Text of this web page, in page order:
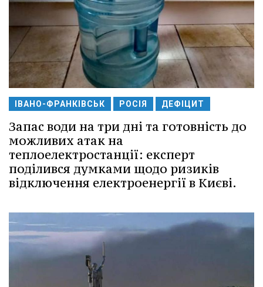
ІВАНО-ФРАНКІВСЬК РОСІЯ ДЕФІЦИТ
Запас води на три дні та готовність до
можливих атак на
теплоелектростанції: експерт
поділився думками щодо ризиків
відключення електроенергії в Києві.